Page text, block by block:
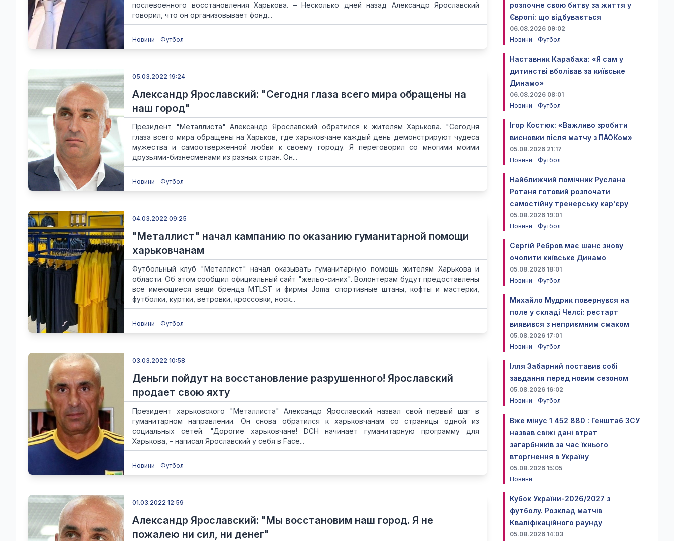
послевоенного восстановления Харькова. – Несколько дней назад Александр Ярославский
говорил, что он организовывает фонд...
Новини Футбол
05.03.2022 19:24
Александр Ярославский: "Сегодня глаза всего мира обращены на
наш город"
Президент "Металлиста" Александр Ярославский обратился к жителям Харькова. "Сегодня
глаза всего мира обращены на Харьков, где харьковчане каждый день демонстрируют чудеса
мужества и самоотверженной любви к своему городу. Я переговорил со многими моими
друзьями-бизнесменами из разных стран. Он...
Новини Футбол
04.03.2022 09:25
"Металлист" начал кампанию по оказанию гуманитарной помощи
харьковчанам
Футбольный клуб "Металлист" начал оказывать гуманитарную помощь жителям Харькова и
области. Об этом сообщил официальный сайт "жельо-синих". Волонтерам будут предоставлены
все имеющиеся вещи бренда MTLST и фирмы Joma: спортивные штаны, кофты и мастерки,
футболки, куртки, ветровки, кроссовки, носк...
Новини Футбол
03.03.2022 10:58
Деньги пойдут на восстановление разрушенного! Ярославский
продает свою яхту
Президент харьковского "Металлиста" Александр Ярославский назвал свой первый шаг в
гуманитарном направлении. Он снова обратился к харьковчанам со страницы одной из
социальных сетей. "Дорогие харьковчане! DCH начинает гуманитарную программу для
Харькова, – написал Ярославский у себя в Face...
Новини Футбол
01.03.2022 12:59
Александр Ярославский: "Мы восстановим наш город. Я не
пожалею ни сил, ни денег"
розпочне свою битву за життя у
Європі: що відбувається
06.08.2026 09:02
Новини
Футбол
Наставник Карабаха: «Я сам у
дитинстві вболівав за київське
Динамо»
06.08.2026 08:01
Новини
Футбол
Ігор Костюк: «Важливо зробити
висновки після матчу з ПАОКом»
05.08.2026 21:17
Новини
Футбол
Найближчий помічник Руслана
Ротаня готовий розпочати
самостійну тренерську кар'єру
05.08.2026 19:01
Новини
Футбол
Сергій Ребров має шанс знову
очолити київське Динамо
05.08.2026 18:01
Новини
Футбол
Михайло Мудрик повернувся на
поле у складі Челсі: рестарт
виявився з неприємним смаком
05.08.2026 17:01
Новини
Футбол
Ілля Забарний поставив собі
завдання перед новим сезоном
05.08.2026 16:02
Новини
Футбол
Вже мінус 1 452 880 : Генштаб ЗСУ
назвав свіжі дані втрат
загарбників за час їхнього
вторгнення в Україну
05.08.2026 15:05
Новини
Кубок України-2026/2027 з
футболу. Розклад матчів
Кваліфікаційного раунду
05.08.2026 14:03